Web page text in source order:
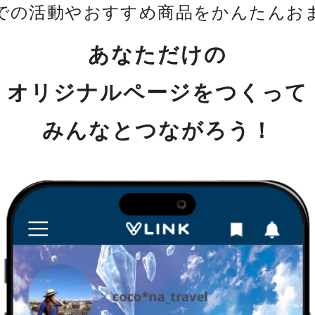
の活動やおすすめ商品をかんたんお
あなただけの
オリジナルページをつくって
みんなとつながろう！